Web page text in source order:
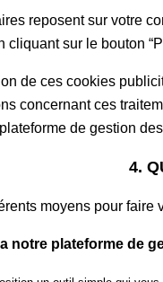
reposent sur votre
cliquant sur le bouton
de ces cookies
concernant ces
de gestion
4.
moyens pour
notre plateforme de